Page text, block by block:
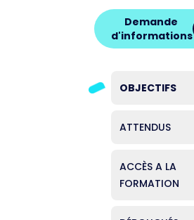
Demande
d'informations
OBJECTIFS
ATTENDUS
ACCÈS A LA
FORMATION